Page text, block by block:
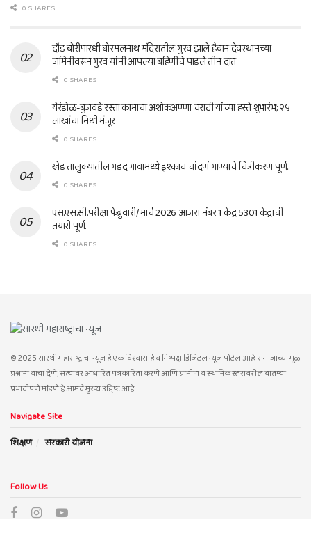
0 SHARES
दौंड बोरीपारधी बोरमलनाथ मंदिरातील गुरव झाले हैवान देवस्थानच्या
जमिनीवरून गुरव यांनी आपल्या बहिणीचे पाडले तीन दात
0 SHARES
येरंडोळ-बुजवडे रस्ता कामाचा अशोकअण्णा चराटी यांच्या हस्ते शुभारंभ; २५
लाखांचा निधी मंजूर
0 SHARES
खेड तालुक्यातील गडद गावामध्ये इश्काच चांदणं गाण्याचे चित्रीकरण पूर्ण..
0 SHARES
एस.एस.सी.परीक्षा फेब्रुवारी/ मार्च 2026 आजरा नंबर 1 केंद्र 5301 केंद्राची
तयारी पूर्ण.
0 SHARES
© 2025 सारथी महाराष्ट्राचा न्यूज हे एक विश्वासार्ह व निष्पक्ष डिजिटल न्यूज पोर्टल आहे. समाजाच्या मूळ
प्रश्नांना वाचा देणे, सत्यावर आधारित पत्रकारिता करणे आणि ग्रामीण व स्थानिक स्तरावरील बातम्या
प्रभावीपणे मांडणे हे आमचे मुख्य उद्दिष्ट आहे.
Navigate Site
शिक्षण
सरकारी योजना
Follow Us